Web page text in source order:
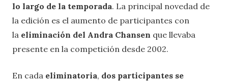
lo largo de la temporada. La principal novedad de
la edición es el aumento de participantes con
la eliminación del Andra Chansen que llevaba
presente en la competición desde 2002.
En cada eliminatoria, dos participantes se